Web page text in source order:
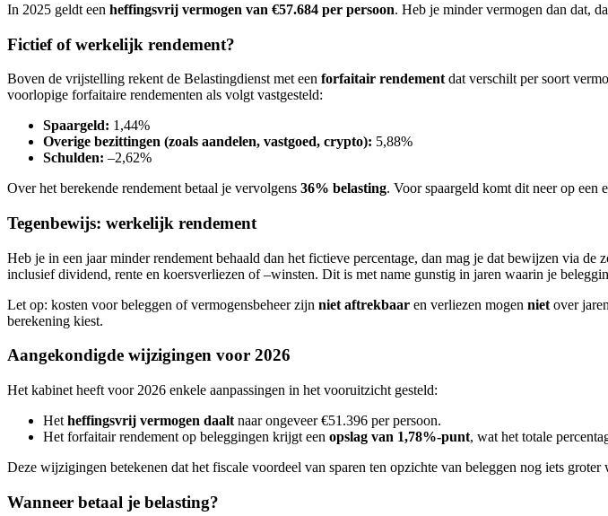
In 2025 geldt een heffingsvrij vermogen van €57.684 per persoon. Heb je minder vermogen dan dat,
Fictief of werkelijk rendement?
Boven de vrijstelling rekent de Belastingdienst met een forfaitair rendement dat verschilt per soort
voorlopige forfaitaire rendementen als volgt vastgesteld:
Spaargeld: 1,44%
Overige bezittingen (zoals aandelen, vastgoed, crypto): 5,88%
Schulden: –2,62%
Over het berekende rendement betaal je vervolgens 36% belasting. Voor spaargeld komt dit neer op een
Tegenbewijs: werkelijk rendement
Heb je in een jaar minder rendement behaald dan het fictieve percentage, dan mag je dat bewijzen via de
inclusief dividend, rente en koersverliezen of –winsten. Dit is met name gunstig in jaren waarin je
Let op: kosten voor beleggen of vermogensbeheer zijn niet aftrekbaar en verliezen mogen niet over
berekening kiest.
Aangekondigde wijzigingen voor 2026
Het kabinet heeft voor 2026 enkele aanpassingen in het vooruitzicht gesteld:
Het heffingsvrij vermogen daalt naar ongeveer €51.396 per persoon.
Het forfaitair rendement op beleggingen krijgt een opslag van 1,78%-punt, wat het totale
Deze wijzigingen betekenen dat het fiscale voordeel van sparen ten opzichte van beleggen nog iets
Wanneer betaal je belasting?